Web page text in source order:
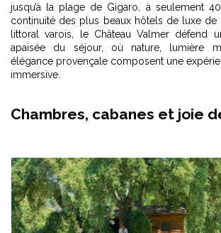
jusqu’à la plage de Gigaro, à seulement
continuité des plus beaux hôtels de luxe de
littoral varois , le Château Valmer défend
apaisée du séjour, où nature, lumière
élégance provençale composent une
immersive.
Chambres, cabanes et joie